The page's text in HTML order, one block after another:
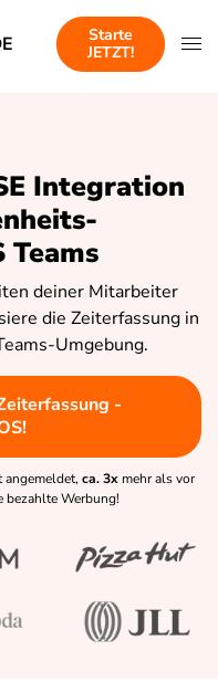
Starte
JETZT!
Integration
Teams
deiner Mitarbeiter
die Zeiterfassung in
Umgebung.
-
angemeldet, ca. 3x mehr als vor
bezahlte Werbung!